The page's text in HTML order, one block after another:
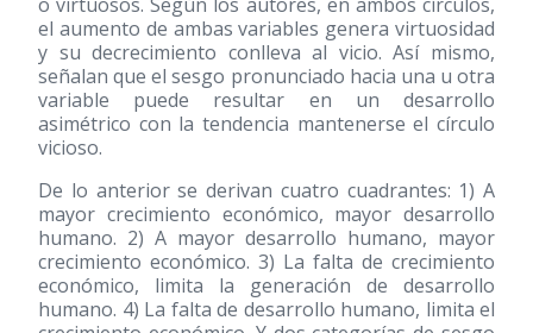
el aumento de ambas variables genera virtuosidad
y su decrecimiento conlleva al vicio. Así mismo,
señalan que el sesgo pronunciado hacia una u otra
variable puede resultar en un desarrollo
asimétrico con la tendencia mantenerse el círculo
vicioso.
De lo anterior se derivan cuatro cuadrantes: 1) A
mayor crecimiento económico, mayor desarrollo
humano. 2) A mayor desarrollo humano, mayor
crecimiento económico. 3) La falta de crecimiento
económico, limita la generación de desarrollo
humano. 4) La falta de desarrollo humano, limita el